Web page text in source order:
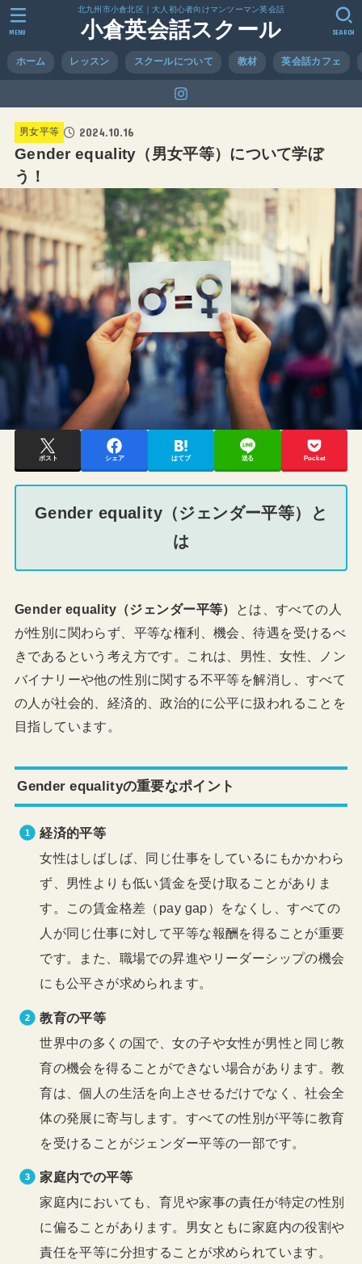
北九州市小倉北区｜大人初心者向けマンツーマン英会話
小倉英会話スクール
ホーム レッスン スクールについて 教材 英会話カフェ
SEARCH
MENU
男女平等 2024.10.16
Gender equality（男女平等）について学ぼ
う！
ポスト シェア はてブ 送る Pocket
Gender equality（ジェンダー平等）と
は
Gender equality（ジェンダー平等）
とは、すべての人
が性別に関わらず、平等な権利、機会、待遇を受けるべ
きであるという考え方です。これは、男性、女性、ノン
バイナリーや他の性別に関する不平等を解消し、すべて
の人が社会的、経済的、政治的に公平に扱われることを
目指しています。
Gender equalityの重要なポイント
経済的平等
女性はしばしば、同じ仕事をしているにもかかわら
ず、男性よりも低い賃金を受け取ることがありま
す。この賃金格差（pay gap）をなくし、すべての
人が同じ仕事に対して平等な報酬を得ることが重要
です。また、職場での昇進やリーダーシップの機会
にも公平さが求められます。
教育の平等
世界中の多くの国で、女の子や女性が男性と同じ教
育の機会を得ることができない場合があります。教
育は、個人の生活を向上させるだけでなく、社会全
体の発展に寄与します。すべての性別が平等に教育
を受けることがジェンダー平等の一部です。
家庭内での平等
家庭内においても、育児や家事の責任が特定の性別
に偏ることがあります。男女ともに家庭内の役割や
責任を平等に分担することが求められています。